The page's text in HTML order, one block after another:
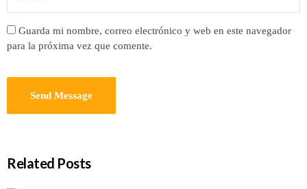
Guarda mi nombre, correo electrónico y web en este navegador
para la próxima vez que comente.
Related Posts